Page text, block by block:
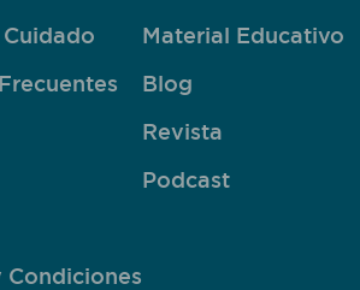
Condiciones
Material Educativo
Blog
Revista
Podcast